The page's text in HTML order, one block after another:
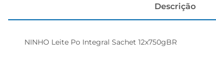
Descrição
NINHO Leite Po Integral Sachet 12x750gBR